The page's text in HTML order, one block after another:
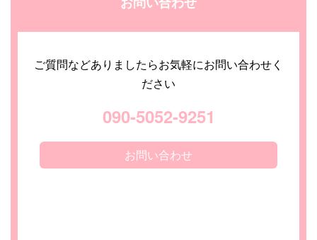
ご質問などありましたらお気軽にお問い合わせく
ださい
090-5052-9251
お問い合わせ